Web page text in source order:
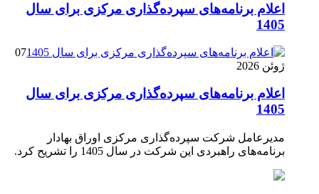
اعلام برنامه‌های سپرده‌گذاری مرکزی برای سال
1405
07
ژوئن 2026
اعلام برنامه‌های سپرده‌گذاری مرکزی برای سال
1405
مدیرعامل شرکت سپرده‌گذاری مرکزی اوراق بهادار
برنامه‌های راهبردی این شرکت در سال 1405 را تشریح کرد.